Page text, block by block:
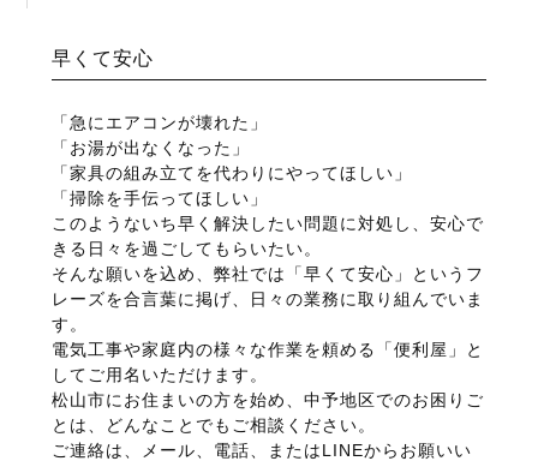
早くて安心
「急にエアコンが壊れた」
「お湯が出なくなった」
「家具の組み立てを代わりにやってほしい」
「掃除を手伝ってほしい」
このようないち早く解決したい問題に対処し、安心で
きる日々を過ごしてもらいたい。
そんな願いを込め、弊社では「早くて安心」というフ
レーズを合言葉に掲げ、日々の業務に取り組んでいま
す。
電気工事や家庭内の様々な作業を頼める「便利屋」と
してご用名いただけます。
松山市にお住まいの方を始め、中予地区でのお困りご
とは、どんなことでもご相談ください。
ご連絡は、メール、電話、またはLINEからお願いい